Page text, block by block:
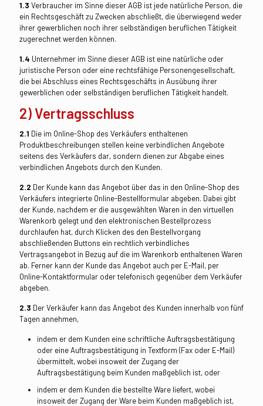
1.3 Verbraucher im Sinne dieser AGB ist jede natürliche Person, die
ein Rechtsgeschäft zu Zwecken abschließt, die überwiegend weder
ihrer gewerblichen noch ihrer selbständigen beruflichen Tätigkeit
zugerechnet werden können.
1.4 Unternehmer im Sinne dieser AGB ist eine natürliche oder
juristische Person oder eine rechtsfähige Personengesellschaft,
die bei Abschluss eines Rechtsgeschäfts in Ausübung ihrer
gewerblichen oder selbständigen beruflichen Tätigkeit handelt.
2) Vertragsschluss
2.1 Die im Online-Shop des Verkäufers enthaltenen
Produktbeschreibungen stellen keine verbindlichen Angebote
seitens des Verkäufers dar, sondern dienen zur Abgabe eines
verbindlichen Angebots durch den Kunden.
2.2 Der Kunde kann das Angebot über das in den Online-Shop des
Verkäufers integrierte Online-Bestellformular abgeben. Dabei gibt
der Kunde, nachdem er die ausgewählten Waren in den virtuellen
Warenkorb gelegt und den elektronischen Bestellprozess
durchlaufen hat, durch Klicken des den Bestellvorgang
abschließenden Buttons ein rechtlich verbindliches
Vertragsangebot in Bezug auf die im Warenkorb enthaltenen Waren
ab. Ferner kann der Kunde das Angebot auch per E-Mail, per
Online-Kontaktformular oder telefonisch gegenüber dem Verkäufer
abgeben.
2.3 Der Verkäufer kann das Angebot des Kunden innerhalb von fünf
Tagen annehmen,
indem er dem Kunden eine schriftliche Auftragsbestätigung
oder eine Auftragsbestätigung in Textform (Fax oder E-Mail)
übermittelt, wobei insoweit der Zugang der
Auftragsbestätigung beim Kunden maßgeblich ist, oder
indem er dem Kunden die bestellte Ware liefert, wobei
insoweit der Zugang der Ware beim Kunden maßgeblich ist,